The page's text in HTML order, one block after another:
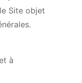
Site objet
à